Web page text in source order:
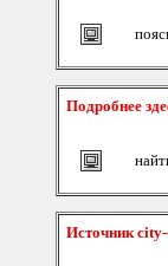
Подробнее
Источник